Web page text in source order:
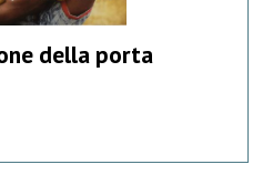
della porta